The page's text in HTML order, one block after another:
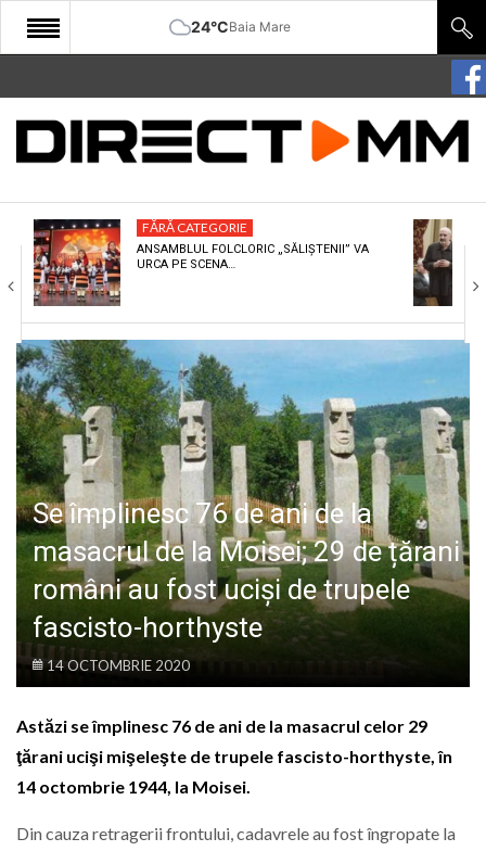
24°CBaia Mare
START
COMUNITATE
CULTURA
ECONOMIE
SANATATE
SPORT
SPECIAL
POLITIC
LIFE
FĂRĂ CATEGORIE
ANSAMBLUL FOLCLORIC „SĂLIȘTENII” VA
URCA PE SCENA…
Se împlinesc 76 de ani de la
masacrul de la Moisei; 29 de țărani
români au fost uciși de trupele
fascisto-horthyste
14 OCTOMBRIE 2020
Astăzi se împlinesc 76 de ani de la masacrul celor 29
ţărani ucişi mişeleşte de trupele fascisto-horthyste, în
14 octombrie 1944, la Moisei.
Din cauza retragerii frontului, cadavrele au fost îngropate la